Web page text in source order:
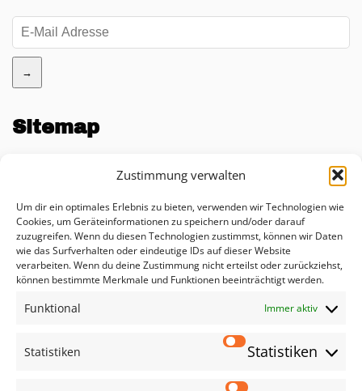
Zustimmung verwalten
Um dir ein optimales Erlebnis zu bieten, verwenden wir Technologien wie
Cookies, um Geräteinformationen zu speichern und/oder darauf
zuzugreifen. Wenn du diesen Technologien zustimmst, können wir Daten
wie das Surfverhalten oder eindeutige IDs auf dieser Website
verarbeiten. Wenn du deine Zustimmung nicht erteilst oder zurückziehst,
können bestimmte Merkmale und Funktionen beeinträchtigt werden.
Funktional Immer aktiv
Statistiken Statistiken
→
Sitemap
KI Impact Rechner
Beratung
Lösungen
Leistungen